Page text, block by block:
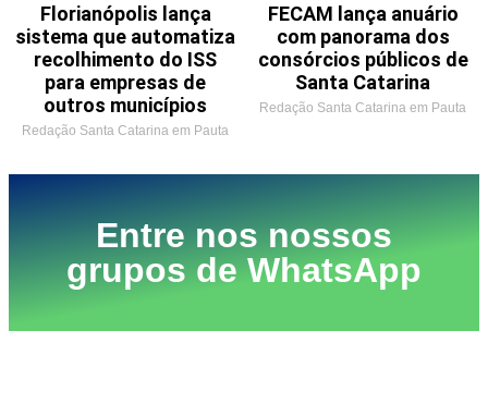
Florianópolis lança
sistema que automatiza
recolhimento do ISS
para empresas de
outros municípios
Redação Santa Catarina em Pauta
FECAM lança anuário
com panorama dos
consórcios públicos de
Santa Catarina
Redação Santa Catarina em Pauta
Entre nos nossos
grupos de WhatsApp